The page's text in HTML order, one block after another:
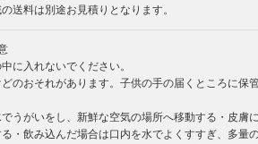
送料は別途お見積りとなります。
に入れないでください。
のおそれがあります。子供の手の届くところに保
うがいをし、新鮮な空気の場所へ移動する・皮膚
・飲み込んだ場合は口内を水でよくすすぎ、多量